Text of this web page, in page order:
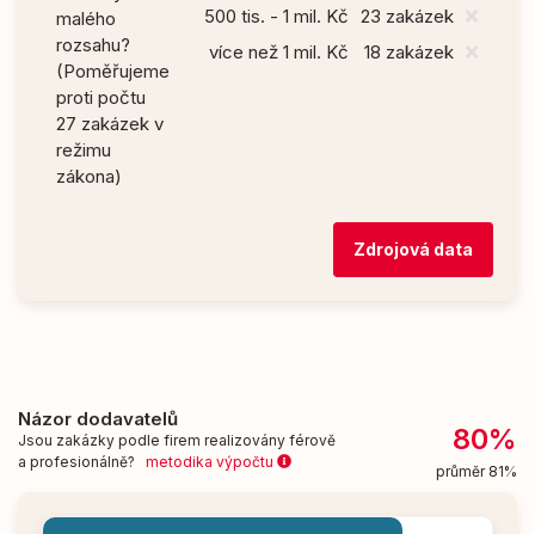
malého
rozsahu?
(Poměřujeme
proti počtu
27 zakázek v
režimu
zákona)
500 tis. - 1 mil. Kč 23 zakázek
více než 1 mil. Kč
18 zakázek
Zdrojová data
Názor dodavatelů
Jsou zakázky podle firem realizovány férově
a profesionálně? metodika výpočtu
80%
průměr 81%